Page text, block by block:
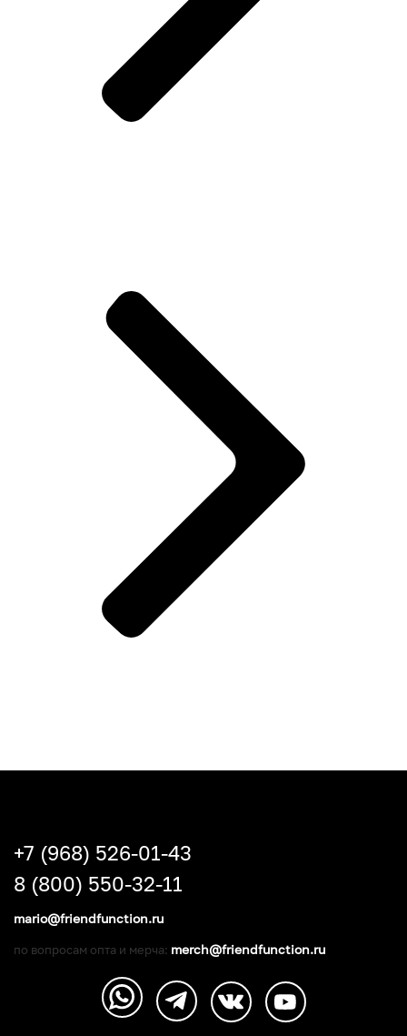
+7 (968) 526-01-43
8 (800) 550-32-11
mario@friendfunction.ru
по вопросам опта и мерча: merch@friendfunction.ru